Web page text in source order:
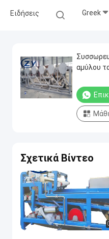
Ειδήσεις Greek
αμύλου
Σχετικά Βίντεο